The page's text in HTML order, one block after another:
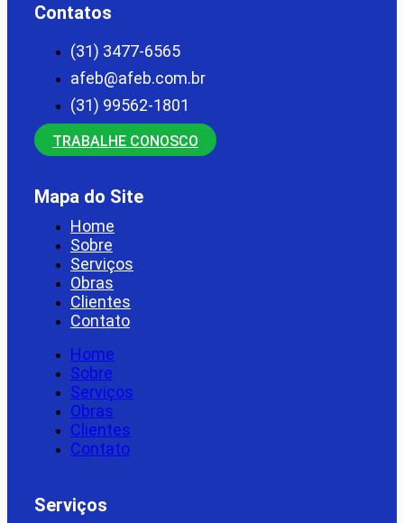
Contatos
(31) 3477-6565
afeb@afeb.com.br
(31) 99562-1801
TRABALHE CONOSCO
Mapa do Site
Home
Sobre
Serviços
Obras
Clientes
Contato
Home
Sobre
Serviços
Obras
Clientes
Contato
Serviços